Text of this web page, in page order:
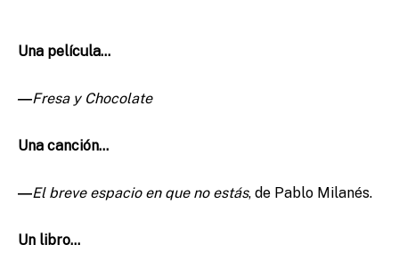
Una película…
―Fresa y Chocolate
Una canción…
―El breve espacio en que no estás, de Pablo Milanés.
Un libro…